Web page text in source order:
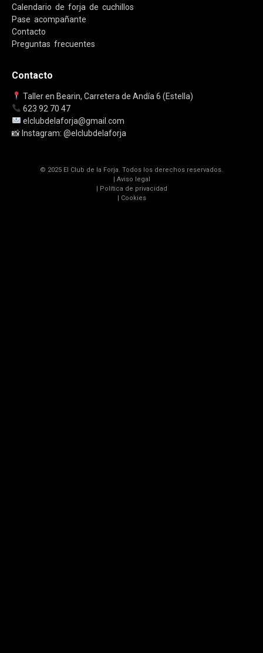
Calendario de forja de cuchillos
Pase acompañante
Contacto
Preguntas frecuentes
Contacto
Taller en Bearin, Carretera de Andía 6 (Estella)
623 92 70 47
elclubdelaforja@gmail.com
📸 Instagram: @elclubdelaforja
© 2025 El Club de la Forja. Todos los derechos reservados.
Aviso legal
Política de privacidad
Cookies